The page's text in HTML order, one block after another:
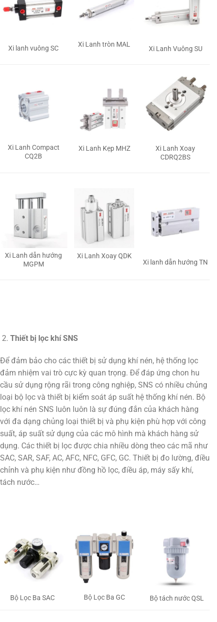
Xi lanh vuông SC Xi Lanh tròn MAL
Xi Lanh Vuông SU
Xi Lanh Compact
CQ2B
Xi Lanh Kẹp MHZ
Xi Lanh Xoay
CDRQ2BS
Xi Lanh dẫn hướng
MGPM
Xi Lanh Xoay QDK
Xi lanh dẫn hướng TN
Thiết bị lọc khí SNS
Để đảm bảo cho các thiết bị sử dụng khí nén, hệ thống lọc
đảm nhiệm vai trò cực kỳ quan trọng. Để đáp ứng chon hu
cầu sử dụng rộng rãi trong công nghiệp, SNS có nhiều chủng
loại bộ lọc và thiết bị kiểm soát áp suất hệ thống khí nén. Bộ
lọc khí nén SNS luôn luôn là sự đúng đắn của khách hàng
với đa dạng chủng loại thiết bị và phụ kiện phù hợp với công
suất, áp suất sử dụng của các mô hình mà khách hàng sử
dụng. Các thiết bị lọc được chia nhiều dòng theo các mã như
SAC, SAR, SAF, AC, AFC, NFC, GFC, GC. Thiết bị đo lường, điều
chỉnh và phụ kiện như đồng hồ lọc, điều áp, máy sấy khí,
tách nước…
Bộ Lọc Ba SAC Bộ Lọc Ba GC Bộ tách nước QSL